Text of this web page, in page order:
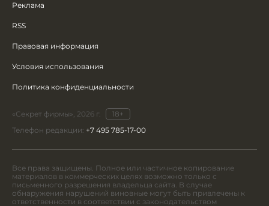
Реклама
RSS
Правовая информация
Условия использования
Политика конфиденциальности
«Секрет фирмы», 2026 г.
18+
Телефон редакции: +7 495 785-17-00
Все права защищены. Полное или частичное копирование
материалов в коммерческих целях возможно только с
письменного разрешения владельца сайта. В случае
обнаружения нарушений виновные могут быть привлечены к
ответственности в соответствии с законодательством